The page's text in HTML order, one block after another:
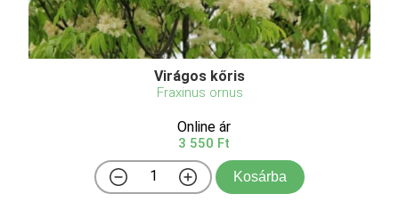
Virágos kőris
Fraxinus ornus
Online ár
3 550 Ft
Kosárba